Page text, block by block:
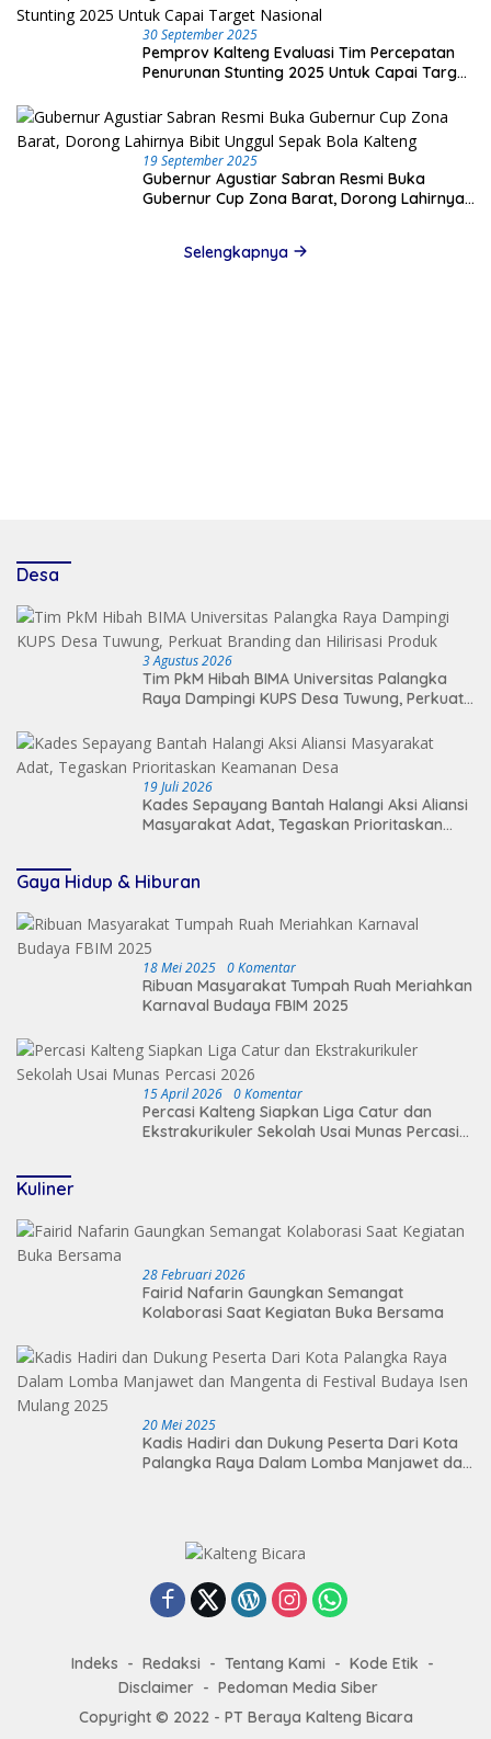
30 September 2025
Pemprov Kalteng Evaluasi Tim Percepatan
Penurunan Stunting 2025 Untuk Capai Target
19 September 2025
Gubernur Agustiar Sabran Resmi Buka
Gubernur Cup Zona Barat, Dorong Lahirnya
Selengkapnya
Desa
3 Agustus 2026
Tim PkM Hibah BIMA Universitas Palangka
Raya Dampingi KUPS Desa Tuwung, Perkuat
19 Juli 2026
Kades Sepayang Bantah Halangi Aksi Aliansi
Masyarakat Adat, Tegaskan Prioritaskan
Gaya Hidup & Hiburan
18 Mei 2025 0 Komentar
Ribuan Masyarakat Tumpah Ruah Meriahkan
Karnaval Budaya FBIM 2025
15 April 2026 0 Komentar
Percasi Kalteng Siapkan Liga Catur dan
Ekstrakurikuler Sekolah Usai Munas Percasi
Kuliner
28 Februari 2026
Fairid Nafarin Gaungkan Semangat
Kolaborasi Saat Kegiatan Buka Bersama
20 Mei 2025
Kadis Hadiri dan Dukung Peserta Dari Kota
Palangka Raya Dalam Lomba Manjawet dan
Indeks Redaksi Tentang Kami
Kode Etik
Disclaimer
Pedoman Media Siber
Copyright © 2022 - PT Beraya Kalteng Bicara